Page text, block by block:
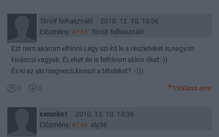
Törölt felhasználó
2010. 12. 10. 10:36
Előzmény: #145 Törölt felhasználó
Ezt nem akarom elhinni.Légy szi írd le a részleteket is,nagyon
kiváncsi vagyok. ÉLehet én is felhívom akkor őket:-))
És ki az aki megveszi,kiveszi a tételeket? :-)))
0 0 Válasz erre
exmnbs1
2010. 12. 10. 10:36
Előzmény: #146 sly36